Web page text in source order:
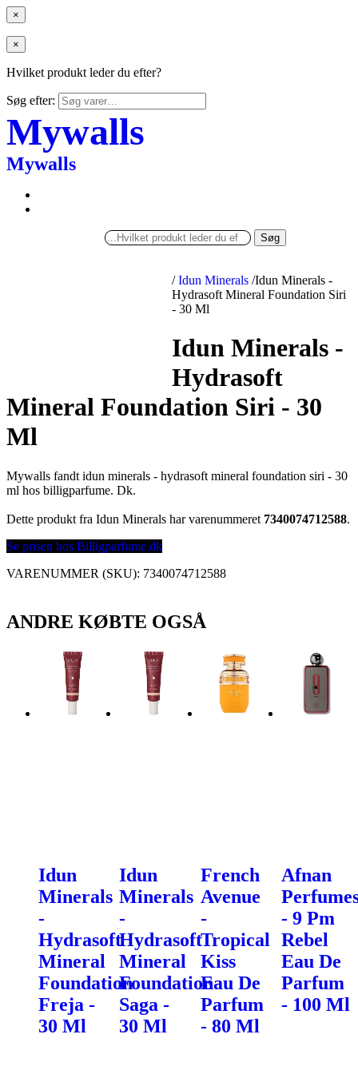
×
×
Hvilket produkt leder du efter?
Søg efter:
Mywalls
Mywalls
Søg
/ Idun Minerals /Idun Minerals -
Hydrasoft Mineral Foundation Siri
- 30 Ml
Idun Minerals -
Hydrasoft
Mineral Foundation Siri - 30
Ml
Mywalls fandt idun minerals - hydrasoft mineral foundation siri - 30
ml hos billigparfume. Dk.
Dette produkt fra Idun Minerals har varenummeret 7340074712588.
Se prisen hos Billigparfume.dk
VARENUMMER (SKU): 7340074712588
ANDRE KØBTE OGSÅ
Idun
Minerals
-
Hydrasoft
Mineral
Foundation
Freja -
30 Ml
Idun
Minerals
-
Hydrasoft
Mineral
Foundation
Saga -
30 Ml
French
Avenue
-
Tropical
Kiss
Eau De
Parfum
- 80 Ml
Afnan
- 9 Pm
Rebel
Eau De
Parfum
- 100 Ml